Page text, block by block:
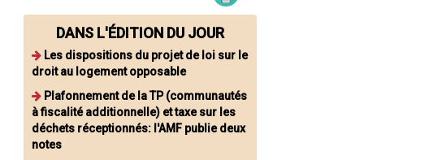
DANS L'ÉDITION DU JOUR
Les dispositions du projet de loi sur le
droit au logement opposable
Plafonnement de la TP (communautés
à fiscalité additionnelle) et taxe sur les
déchets réceptionnés: l'AMF publie deux
notes